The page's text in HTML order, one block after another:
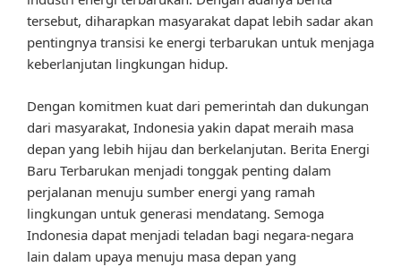
tersebut, diharapkan masyarakat dapat lebih sadar akan
pentingnya transisi ke energi terbarukan untuk menjaga
keberlanjutan lingkungan hidup.
Dengan komitmen kuat dari pemerintah dan dukungan
dari masyarakat, Indonesia yakin dapat meraih masa
depan yang lebih hijau dan berkelanjutan. Berita Energi
Baru Terbarukan menjadi tonggak penting dalam
perjalanan menuju sumber energi yang ramah
lingkungan untuk generasi mendatang. Semoga
Indonesia dapat menjadi teladan bagi negara-negara
lain dalam upaya menuju masa depan yang